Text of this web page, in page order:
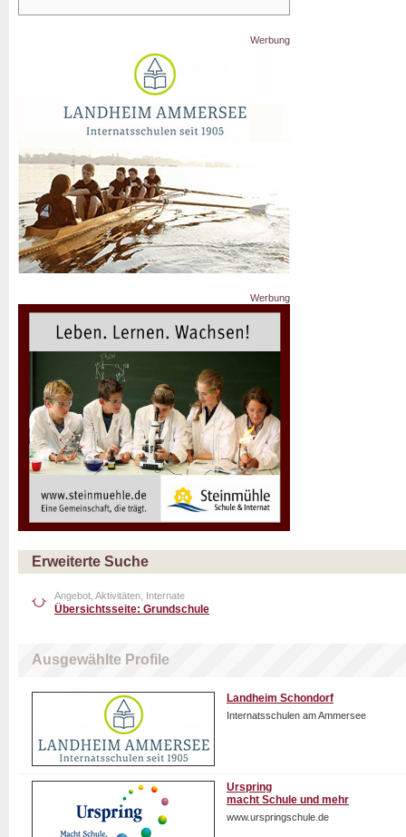
Werbung
Werbung
Erweiterte Suche
Angebot, Aktivitäten, Internate
Übersichtsseite: Grundschule
Ausgewählte Profile
Landheim Schondorf
Internatsschulen am Ammersee
Urspring
macht Schule und mehr
www.urspringschule.de